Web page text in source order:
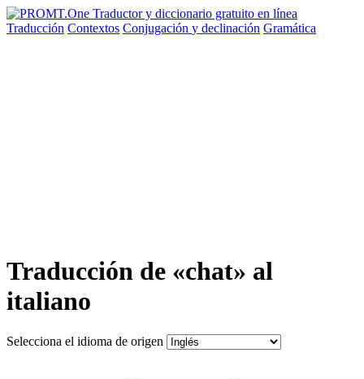
Traducción Contextos Conjugación y declinación Gramática
Traducción de «chat» al
italiano
Selecciona el idioma de origen